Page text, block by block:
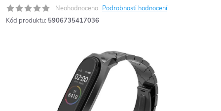
Neohodnoceno Podrobnosti hodnocení
Kód produktu: 5906735417036